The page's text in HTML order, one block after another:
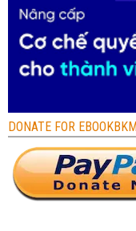
DONATE FOR